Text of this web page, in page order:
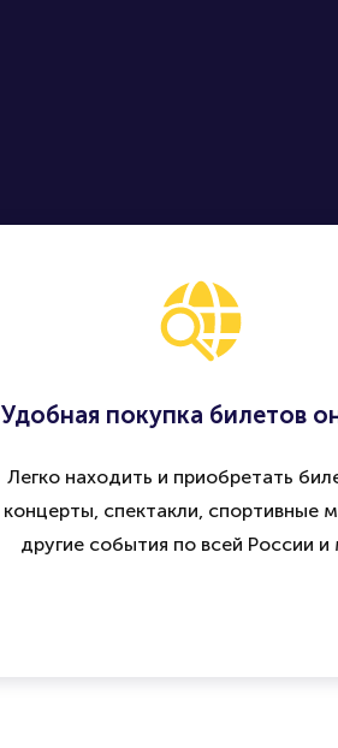
Удобная покупка билетов
Легко находить и приобретать
концерты, спектакли, спортивные
другие события по всей России и